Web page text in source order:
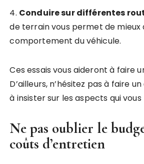
4. Conduire sur différentes
de terrain vous permet de
comportement du véhicule.
Ces essais vous aideront à faire
D’ailleurs, n’hésitez pas à faire
à insister sur les aspects qui
Ne pas oublier le
coûts d’entretien